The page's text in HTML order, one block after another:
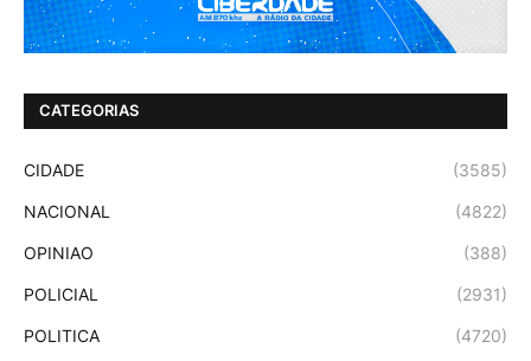
CATEGORIAS
CIDADE (3585)
NACIONAL (4822)
OPINIAO (388)
POLICIAL (2931)
POLITICA (4720)